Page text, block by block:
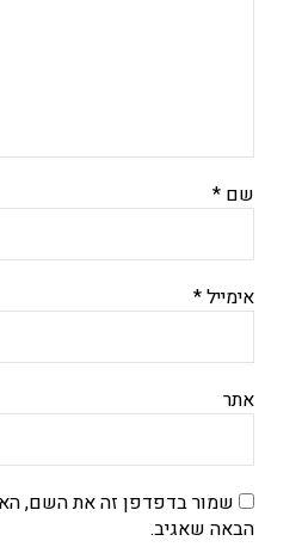
שם *
אימייל*
אתר
שמור בדפדפן זה את השם,
הבאה שאגיב.